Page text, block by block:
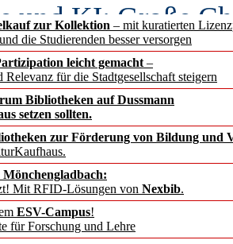
zur Kollektion – mit kuratierten
die Studierenden besser versorgen
leicht gemacht –
für die Stadtgesellschaft steigern
Bibliotheken auf Dussmann
setzen sollten.
zur Förderung von Bildung und
Mit RFID-Lösungen von Nexbib.
ESV-Campus!
für Forschung und Lehre
und KI: Große
erstes
Research –